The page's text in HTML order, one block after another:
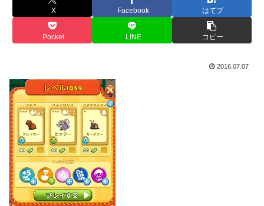
X Facebook はてブ
Pocket LINE コピー
2016.07.07